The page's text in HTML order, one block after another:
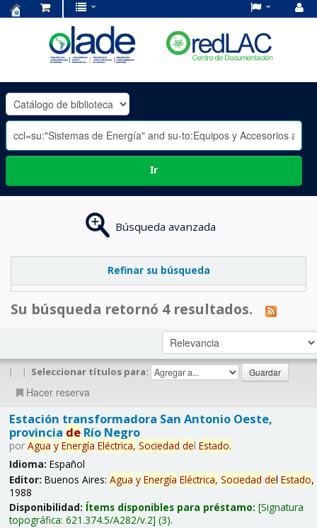
OLADE
-
Ir
Búsqueda avanzada
Refinar su búsqueda
Su búsqueda retornó 4 resultados.
| | Seleccionar títulos para:
Hacer reserva
Estación transformadora San Antonio Oeste,
provincia deRío Negro
por Agua y Energía Eléctrica, Sociedad del Estado.
Idioma: Español
Editor: Buenos Aires: Agua y Energía Eléctrica, Sociedad del Estado,
1988
Disponibilidad: Ítems disponibles para préstamo: Signatura
topográfica: 621.374.5/A282/v.2 (3).